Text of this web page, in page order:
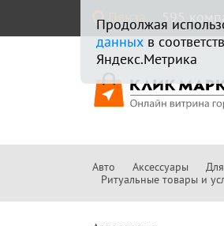
Авто Аксессуары
Ритуальные товары и
Продолжая
данных в
Яндекс.Метрика